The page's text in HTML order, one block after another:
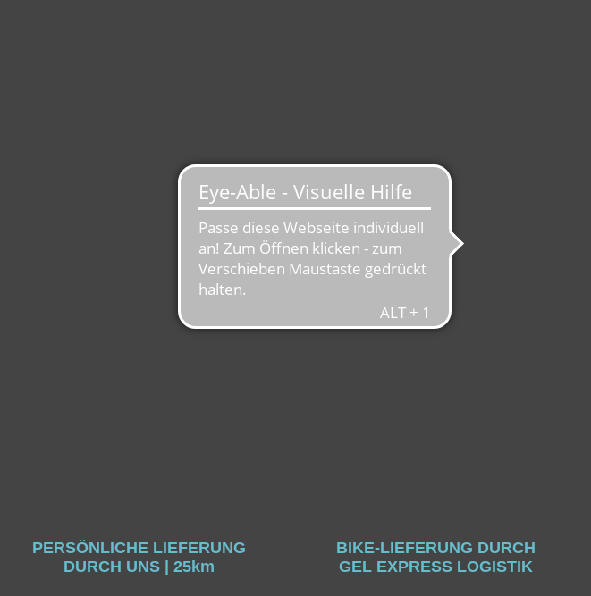
PERSÖNLICHE LIEFERUNG
DURCH UNS | 25km
BIKE-LIEFERUNG DURCH
GEL EXPRESS LOGISTIK